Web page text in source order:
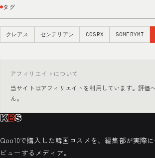
タグ
クレアス センテリアン COSRX SOMEBYMI
アフィリエイトについて
当サイトはアフィリエイトを利用しています。評価
ん。
Qoo10で購入した韓国コスメを、編集部が実際
ビューするメディア。